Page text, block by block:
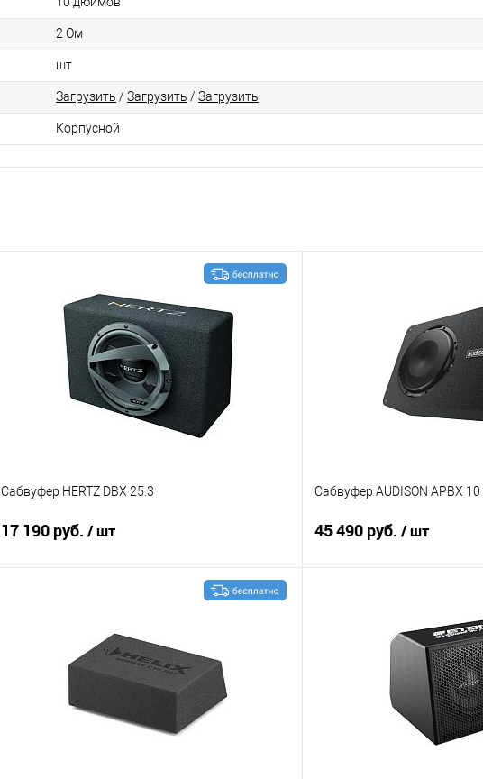
2 Ом
шт
Загрузить / Загрузить / Загрузить
Корпусной
Сабвуфер HERTZ DBX 25.3
17 190 руб. / шт
В избранное
Сабвуфер AUDISON APBX 10
45 490 руб. / шт